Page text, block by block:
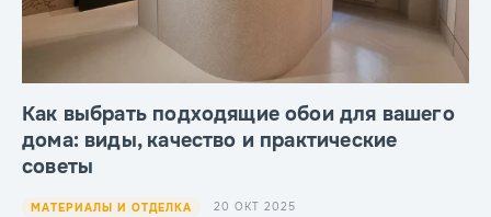
Как выбрать подходящие обои для вашего
дома: виды, качество и практические
советы
МАТЕРИАЛЫ И ОТДЕЛКА 20 ОКТ 2025